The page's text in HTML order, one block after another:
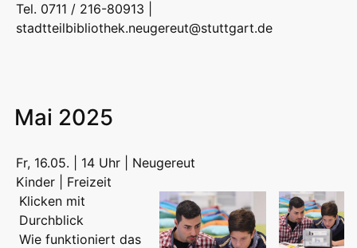
Tel. 0711 / 216-80913 |
stadtteilbibliothek.neugereut@stuttgart.de
Mai 2025
Fr, 16.05. | 14 Uhr | Neugereut
Kinder | Freizeit
Klicken mit
Durchblick
Wie funktioniert das